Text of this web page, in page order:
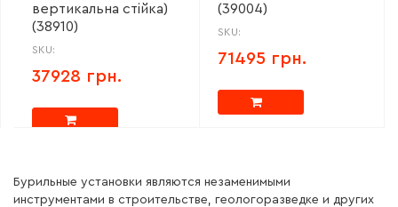
вертикальна стійка)
(38910)
SKU:
37928 грн.
(39004)
SKU:
71495 грн.
Бурильные установки являются незаменимыми
инструментами в строительстве, геологоразведке и других